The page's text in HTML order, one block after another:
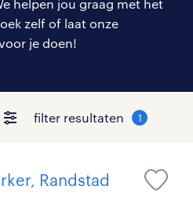
over randstad
helpen jou graag met het
zelf of laat onze
je doen!
filter resultaten 1
Randstad